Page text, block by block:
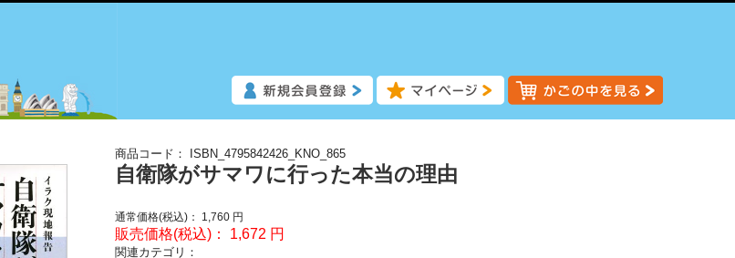
商品コード： ISBN_4795842426_KNO_865
自衛隊がサマワに行った本当の理由
通常価格(税込)： 1,760 円
販売価格(税込)： 1,672 円
関連カテゴリ：